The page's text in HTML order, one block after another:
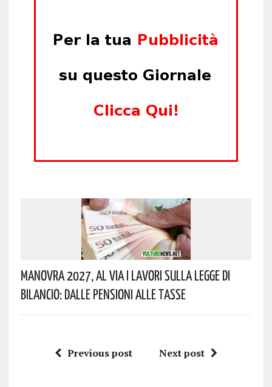
Manovra 2027, Al Via I Lavori Sulla Legge Di
Bilancio: Dalle Pensioni Alle Tasse
Previous post Next post